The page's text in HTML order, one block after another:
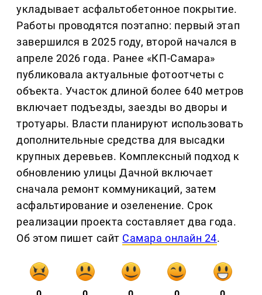
укладывает асфальтобетонное покрытие.
Работы проводятся поэтапно: первый этап
завершился в 2025 году, второй начался в
апреле 2026 года. Ранее «КП-Самара»
публиковала актуальные фотоотчеты с
объекта. Участок длиной более 640 метров
включает подъезды, заезды во дворы и
тротуары. Власти планируют использовать
дополнительные средства для высадки
крупных деревьев. Комплексный подход к
обновлению улицы Дачной включает
сначала ремонт коммуникаций, затем
асфальтирование и озеленение. Срок
реализации проекта составляет два года.
Об этом пишет сайт Самара онлайн 24.